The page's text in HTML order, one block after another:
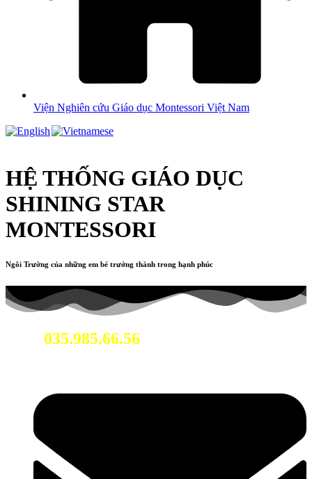
Viện Nghiên cứu Giáo dục Montessori Việt Nam
HỆ THỐNG GIÁO DỤC
SHINING STAR
MONTESSORI
Ngôi Trường của những em bé trưởng thành trong hạnh phúc
035.985.66.56